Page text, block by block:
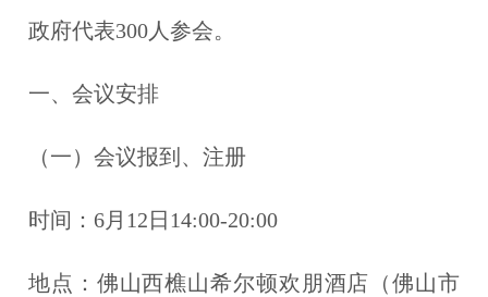
政府代表300人参会。
一、会议安排
（一）会议报到、注册
时间：6月12日14:00-20:00
地点：佛山西樵山希尔顿欢朋酒店（佛山市